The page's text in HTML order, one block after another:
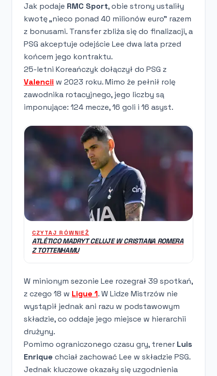
Jak podaje RMC Sport, obie strony ustaliły
kwotę „nieco ponad 40 milionów euro” razem
z bonusami. Transfer zbliża się do finalizacji, a
PSG akceptuje odejście Lee dwa lata przed
końcem jego kontraktu.
25-letni Koreańczyk dołączył do PSG z
Valencii w 2023 roku. Mimo że pełnił rolę
zawodnika rotacyjnego, jego liczby są
imponujące: 124 mecze, 16 goli i 16 asyst.
CZYTAJ RÓWNIEŻ
ATLÉTICO MADRYT CELUJE W CRISTIANA ROMERA
Z TOTTENHAMU
W minionym sezonie Lee rozegrał 39 spotkań,
z czego 18 w Ligue 1. W Lidze Mistrzów nie
wystąpił jednak ani razu w podstawowym
składzie, co oddaje jego miejsce w hierarchii
drużyny.
Pomimo ograniczonego czasu gry, trener Luis
Enrique chciał zachować Lee w składzie PSG.
Jednak kluczowe okazały się uzgodnienia